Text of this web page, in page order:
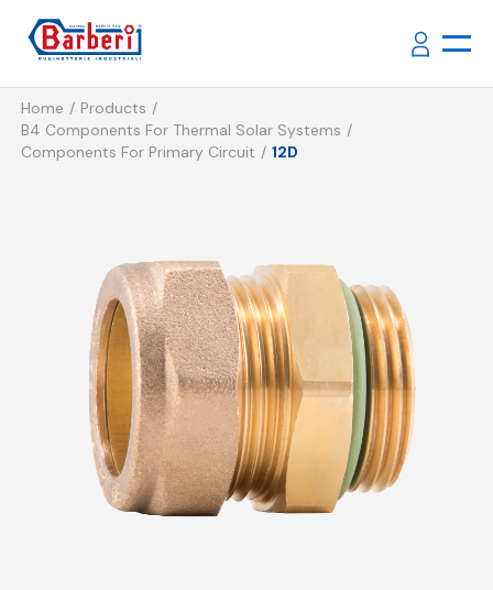
Home
Products
B4 Components For Thermal Solar Systems
Components For Primary Circuit
12D